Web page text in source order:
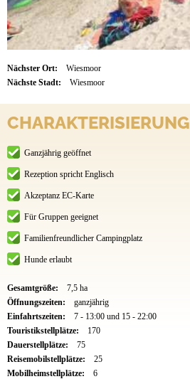
Nächster Ort:
Wiesmoor
Nächste Stadt:
Wiesmoor
CHARAKTERISIERUNG
Ganzjährig geöffnet
Rezeption spricht Englisch
Akzeptanz EC-Karte
Für Gruppen geeignet
Familienfreundlicher Campingplatz
Hunde erlaubt
Gesamtgröße:
7,5 ha
Öffnungszeiten:
ganzjährig
Einfahrtszeiten:
7 - 13:00 und 15 - 22:00
Touristikstellplätze:
170
Dauerstellplätze:
75
Reisemobilstellplätze:
25
Mobilheimstellplätze:
6